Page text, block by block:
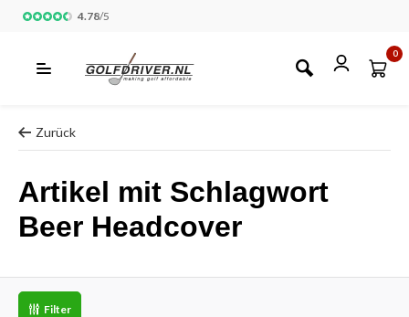
4.78/5
0
Zurück
Artikel mit Schlagwort
Beer Headcover
Filter